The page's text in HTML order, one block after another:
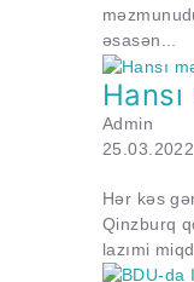
əsasən...
Admin
25.03.2022
Hər kəs
Qinzburq
lazımi